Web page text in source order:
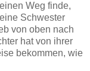
Weg finde,
Schwester
von oben nach
hat von ihrer
bekommen, wie